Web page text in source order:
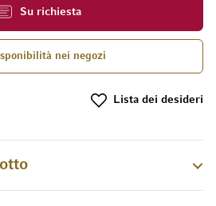
Su richiesta
nei negozi
Lista dei desideri